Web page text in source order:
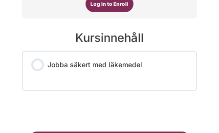
Log In to Enroll
Kursinnehåll
Jobba säkert med läkemedel